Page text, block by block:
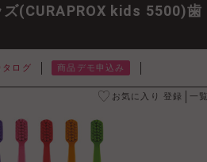
(CURAPROX kids 5500)歯
タログ 商品デモ申込み
お気に入り 登録 一